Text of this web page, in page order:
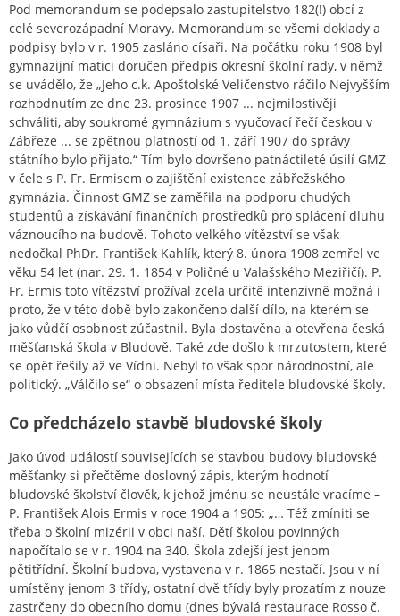
Pod memorandum se podepsalo zastupitelstvo 182(!) obcí z
celé severozápadní Moravy. Memorandum se všemi doklady a
podpisy bylo v r. 1905 zasláno císaři. Na počátku roku 1908 byl
gymnazijní matici doručen předpis okresní školní rady, v němž
se uvádělo, že „Jeho c.k. Apoštolské Veličenstvo ráčilo Nejvyšším
rozhodnutím ze dne 23. prosince 1907 ... nejmilostivěji
schváliti, aby soukromé gymnázium s vyučovací řečí českou v
Zábřeze ... se zpětnou platností od 1. září 1907 do správy
státního bylo přijato.“ Tím bylo dovršeno patnáctileté úsilí GMZ
v čele s P. Fr. Ermisem o zajištění existence zábřežského
gymnázia. Činnost GMZ se zaměřila na podporu chudých
studentů a získávání finančních prostředků pro splácení dluhu
váznoucího na budově. Tohoto velkého vítězství se však
nedočkal PhDr. František Kahlík, který 8. února 1908 zemřel ve
věku 54 let (nar. 29. 1. 1854 v Poličné u Valašského Meziřičí). P.
Fr. Ermis toto vítězství prožíval zcela určitě intenzivně možná i
proto, že v této době bylo zakončeno další dílo, na kterém se
jako vůdčí osobnost zúčastnil. Byla dostavěna a otevřena česká
měšťanská škola v Bludově. Také zde došlo k mrzutostem, které
se opět řešily až ve Vídni. Nebyl to však spor národnostní, ale
politický. „Válčilo se“ o obsazení místa ředitele bludovské školy.
Co předcházelo stavbě bludovské školy
Jako úvod událostí souvisejících se stavbou budovy bludovské
měšťanky si přečtěme doslovný zápis, kterým hodnotí
bludovské školství člověk, k jehož jménu se neustále vracíme –
P. František Alois Ermis v roce 1904 a 1905: „… Též zmíniti se
třeba o školní mizérii v obci naší. Dětí školou povinných
napočítalo se v r. 1904 na 340. Škola zdejší jest jenom
pětitřídní. Školní budova, vystavena v r. 1865 nestačí. Jsou v ní
umístěny jenom 3 třídy, ostatní dvě třídy byly prozatím z nouze
zastrčeny do obecního domu (dnes bývalá restaurace Rosso č.